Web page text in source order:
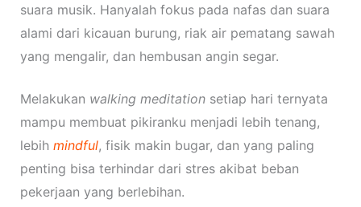
suara musik. Hanyalah fokus pada nafas dan suara
alami dari kicauan burung, riak air pematang sawah
yang mengalir, dan hembusan angin segar.
Melakukan walking meditation setiap hari ternyata
mampu membuat pikiranku menjadi lebih tenang,
lebih mindful, fisik makin bugar, dan yang paling
penting bisa terhindar dari stres akibat beban
pekerjaan yang berlebihan.